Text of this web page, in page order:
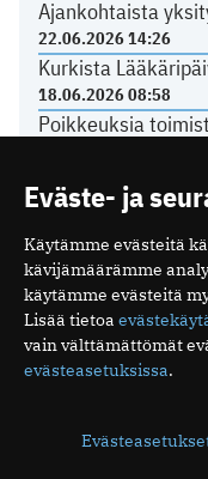
Ajankohtaista
22.06.2026 14:26
Kurkista
18.06.2026 08:58
Poikkeuksia
Tasavallan
arvonimen Päivi
22.05.2026 11:49
Mediakortti
Me
Eväste- ja
Käytämme evästeitä
kävijämäärämme
käytämme evästeitä
Lisää tietoa
vain välttämättömät
evästeasetuksissa.